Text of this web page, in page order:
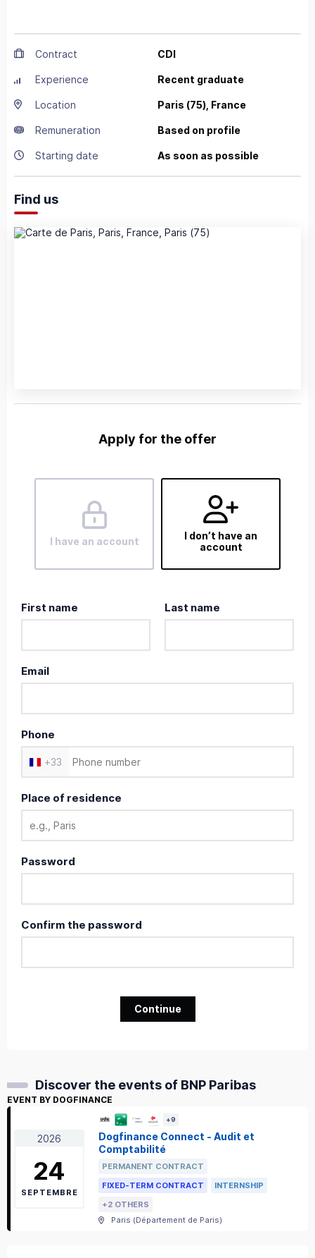
Contract CDI
Experience Recent graduate
Location Paris (75), France
Remuneration Based on profile
Starting date As soon as possible
Find us
Apply for the offer
I have an account
I don’t have an
account
First name Last name
Email
Phone
+33
Place of residence
Password
Confirm the password
Continue
Discover the events of BNP Paribas
EVENT BY DOGFINANCE
2026
24
SEPTEMBRE
+9
Dogfinance Connect - Audit et
Comptabilité
PERMANENT CONTRACT
FIXED-TERM CONTRACT
INTERNSHIP
+2 OTHERS
Paris (Département de Paris)